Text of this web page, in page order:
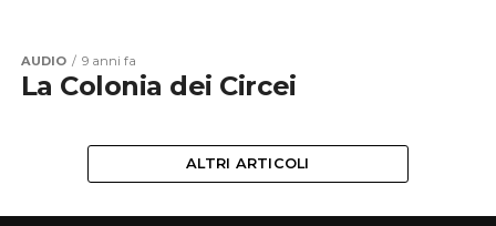
AUDIO 9 anni fa
La Colonia dei Circei
ALTRI ARTICOLI